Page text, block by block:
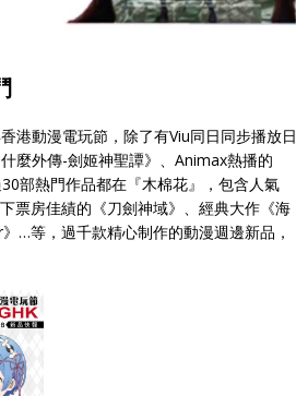
港動漫電玩節，除了有Viu同日同步播放日
麼外傳-劍姬神聖譚》、Animax熱播的
部熱門作品都在『木棉花』，包含人氣
票房佳績的《刀劍神域》、經典大作《海
…等，過千款精心制作的動漫週邊新品，